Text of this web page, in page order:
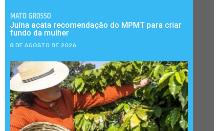
MATO GROSSO
Juína acata recomendação do MPMT para criar
fundo da mulher
8 DE AGOSTO DE 2026